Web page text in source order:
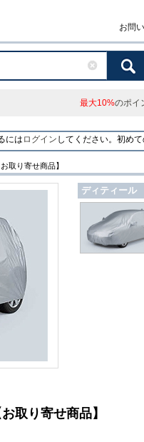
お問
最大10%のポイ
には ログイン してください。初め
取り寄せ商品】
取り寄せ商品】
ディティール